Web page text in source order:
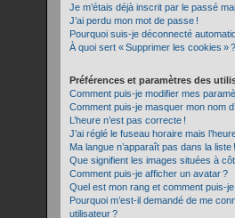
Je m’étais déjà inscrit par le passé
J’ai perdu mon mot de passe !
Pourquoi suis-je déconnecté
À quoi sert « Supprimer les cookies » ?
Préférences et paramètres des
Comment puis-je modifier mes
Comment puis-je masquer mon nom
L’heure n’est pas correcte !
J’ai réglé le fuseau horaire mais
Ma langue n’apparaît pas dans la liste !
Que signifient les images situées à
Comment puis-je afficher un avatar ?
Quel est mon rang et comment puis-
Pourquoi m’est-il demandé de me
utilisateur ?